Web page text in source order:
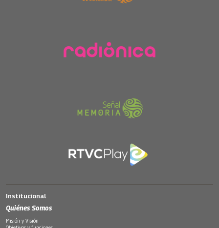
Institucional
Quiénes Somos
Misión y Visión